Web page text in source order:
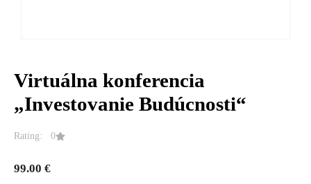
Virtuálna konferencia
„Investovanie Budúcnosti“
Rating: 0
99.00 €